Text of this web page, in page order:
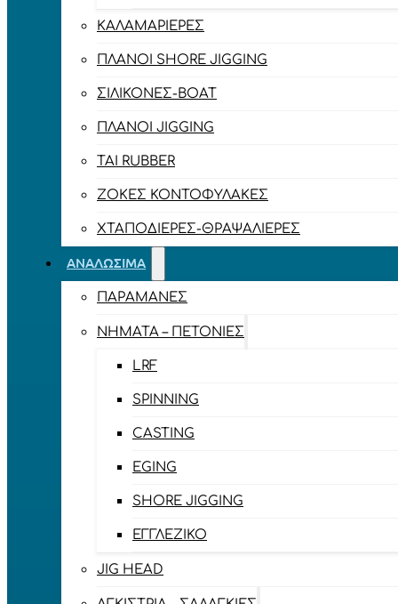
ΚΑΛΑΜΑΡΙΈΡΕΣ
ΠΛΆΝΟΙ SHORE JIGGING
ΣΙΛΙΚΌΝΕΣ-BOAT
ΠΛΆΝΟΙ JIGGING
TAI RUBBER
ΖΌΚΕΣ ΚΟΝΤΟΦΎΛΑΚΕΣ
ΧΤΑΠΟΔΙΈΡΕΣ-ΘΡΑΨΑΛΙΈΡΕΣ
ΑΝΑΛΏΣΙΜΑ
ΠΑΡΑΜΆΝΕΣ
ΝΉΜΑΤΑ – ΠΕΤΟΝΙΈΣ
LRF
SPINNING
CASTING
EGING
SHORE JIGGING
ΕΓΓΛΈΖΙΚΟ
JIG HEAD